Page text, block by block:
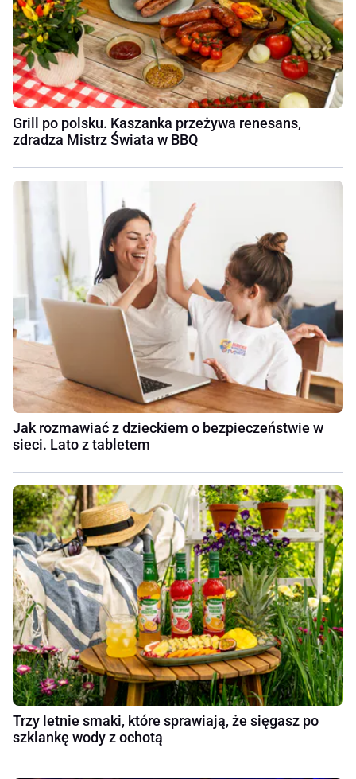
Grill po polsku. Kaszanka przeżywa renesans,
zdradza Mistrz Świata w BBQ
Jak rozmawiać z dzieckiem o bezpieczeństwie w
sieci. Lato z tabletem
Trzy letnie smaki, które sprawiają, że sięgasz po
szklankę wody z ochotą